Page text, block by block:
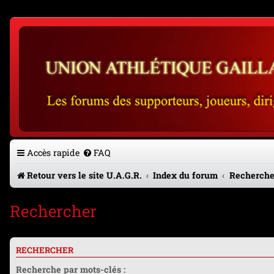
Accès rapide
FAQ
Retour vers le site U.A.G.R.
Index du forum
Rechercher
RECHERCHER
Recherche par mots-clés :